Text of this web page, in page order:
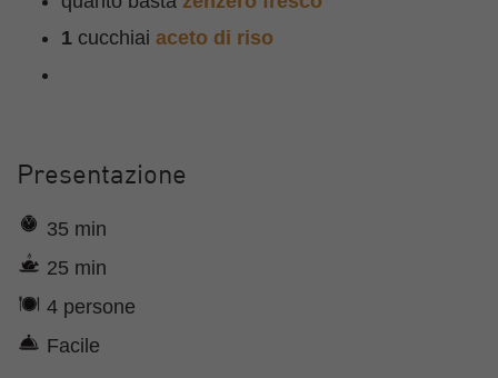
1 cucchiai aceto di riso
Presentazione
35 min
25 min
4 persone
Facile